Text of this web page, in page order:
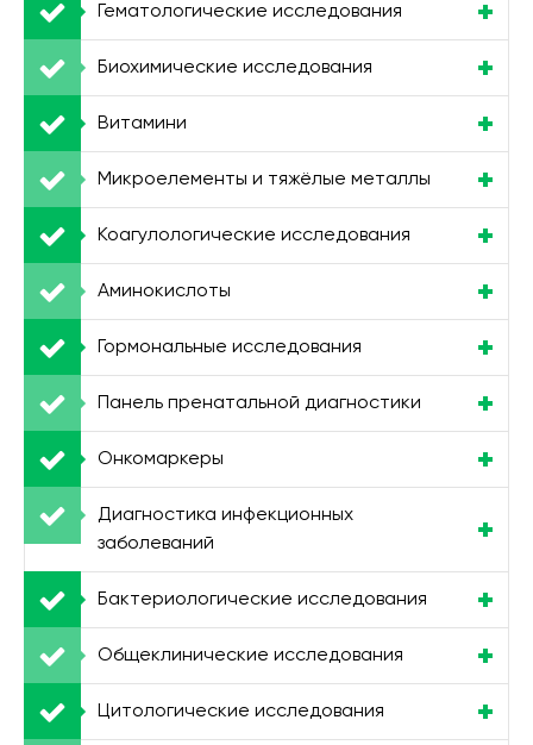
Гематологические исследования
Биохимические исследования
Витамини
Микроелементы и тяжёлые металлы
Коагулологические исследования
Аминокислоты
Гормональные исследования
Панель пренатальной диагностики
Онкомаркеры
Диагностика инфекционных
заболеваний
Бактериологические исследования
Общеклинические исследования
Цитологические исследования